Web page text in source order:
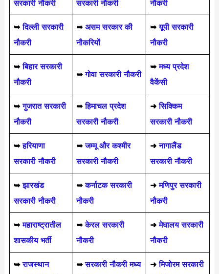
सरकारी नौकरी सरकारी नौकरी नौकरी
➥ दिल्ली सरकारी
नौकरी
➥ असम सरकार की
नौकरियों
➥ यूपी सरकारी
नौकरी
➥बिहार सरकारी
नौकरी
➥गोवा सरकारी नौकरी
➥ मध्य प्रदेश
वैकेंसी
➥ गुजरात सरकारी
नौकरी
➥हिमाचल प्रदेश
सरकारी नौकरी
➜ सिक्किम
सरकारी नौकरी
➥हरियाणा
सरकारी नौकरी
➥जम्मू और कश्मीर
सरकारी नौकरी
➜ नागालैंड
सरकारी नौकरी
➥ झारखंड
सरकारी नौकरी
➥ कर्नाटक सरकारी
नौकरी
➜ मणिपुर सरकारी
नौकरी
➥ महाराष्ट्रातील
शासकीय भर्ती
➥ केरल सरकारी
नौकरी
➜ मेघालय सरकारी
नौकरी
➥ राजस्थान
➥सरकारी नौकरी मध्य
➜मिजोरम सरकारी